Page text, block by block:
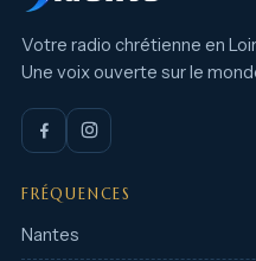
Votre radio chrétienne en
Une voix ouverte sur le monde
FRÉQUENCES
Nantes